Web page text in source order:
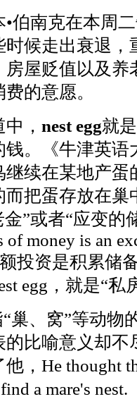
•伯南克在本周
时候走出衰退
房屋贬值以及
的意愿。
， nest egg就
钱。《牛津英语
继续在某地产蛋
而把蛋存放在巢
金”或者“应变的
of money is an
额投资是积累储
egg，就是“私
巢、窝”等动物
的比喻意义却不
，He thought
a mare's